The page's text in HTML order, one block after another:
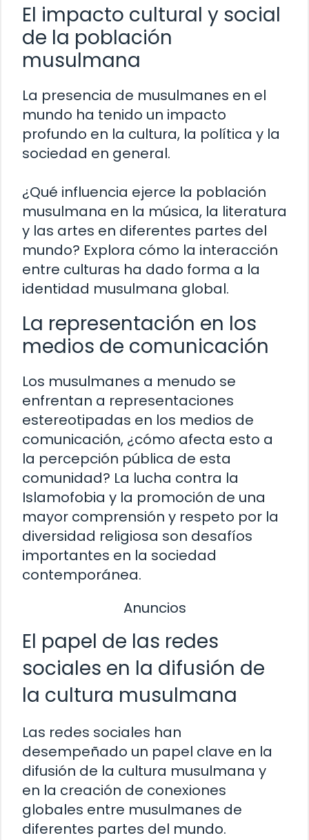
El impacto cultural y social
de la población
musulmana
La presencia de musulmanes en el
mundo ha tenido un impacto
profundo en la cultura, la política y la
sociedad en general.
¿Qué influencia ejerce la población
musulmana en la música, la literatura
y las artes en diferentes partes del
mundo? Explora cómo la interacción
entre culturas ha dado forma a la
identidad musulmana global.
La representación en los
medios de comunicación
Los musulmanes a menudo se
enfrentan a representaciones
estereotipadas en los medios de
comunicación, ¿cómo afecta esto a
la percepción pública de esta
comunidad? La lucha contra la
Islamofobia y la promoción de una
mayor comprensión y respeto por la
diversidad religiosa son desafíos
importantes en la sociedad
contemporánea.
Anuncios
El papel de las redes
sociales en la difusión de
la cultura musulmana
Las redes sociales han
desempeñado un papel clave en la
difusión de la cultura musulmana y
en la creación de conexiones
globales entre musulmanes de
diferentes partes del mundo.